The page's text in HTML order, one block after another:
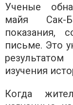
Ученые
майя Сак-
показания,
письме. Это
изучения
Когда